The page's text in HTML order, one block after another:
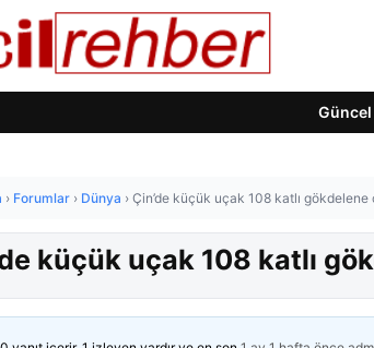
› Forumlar › Dünya › Çin’de küçük uçak 108 katlı gökdelene
küçük uçak 108 katlı